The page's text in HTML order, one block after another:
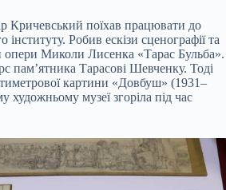
Кричевський поїхав працювати до
інституту. Робив ескізи сценографії та
опери Миколи Лисенка «Тарас Бульба».
пам’ятника Тарасові Шевченку. Тоді
картини «Довбуш» (1931–
художньому музеї згоріла під час